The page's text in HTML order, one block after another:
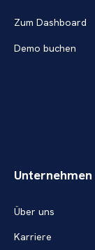
Zum Dashboard
Demo buchen
Unternehmen
Über uns
Karriere